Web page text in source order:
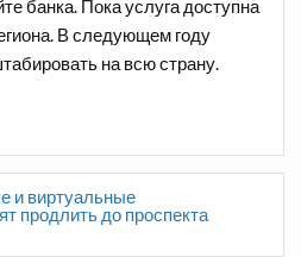
банка. Пока услуга доступна
В следующем году
на всю страну.
и виртуальные
продлить до проспекта